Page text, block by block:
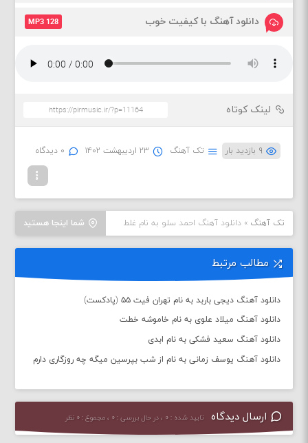
دانلود آهنگ با کیفیت خوب MP3 128
لینک کوتاه
۹ بازدید بار تک آهنگ ۲۳ اردیبهشت ۱۴۰۲ ۰ دیدگاه
شما اینجا هستید تک آهنگ »دانلود آهنگ احمد سلو به نام غلط
مطالب مرتبط
دانلود آهنگ دیجی باربد به نام تهران فیت ۵۵ (پادکست)
دانلود آهنگ میلاد علوی به نام خاموشه خطت
دانلود آهنگ سعید فشکی به نام ابدی
دانلود آهنگ یوسف زمانی به نام از شب بپرسین میگه چه روزگاری دارم
ارسال دیدگاه تایید شده : ۰ ، در حال بررسی : ۰ ، مجموع : ۰ نظر